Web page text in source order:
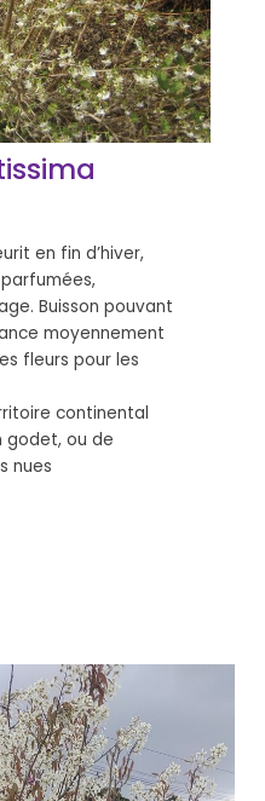
en fin d’hiver,
Buisson pouvant
moyennement
fleurs pour les
continental
godet, ou de
nues